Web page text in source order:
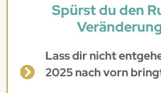
Spürst du den
Lass dir nicht
2025 nach vorn